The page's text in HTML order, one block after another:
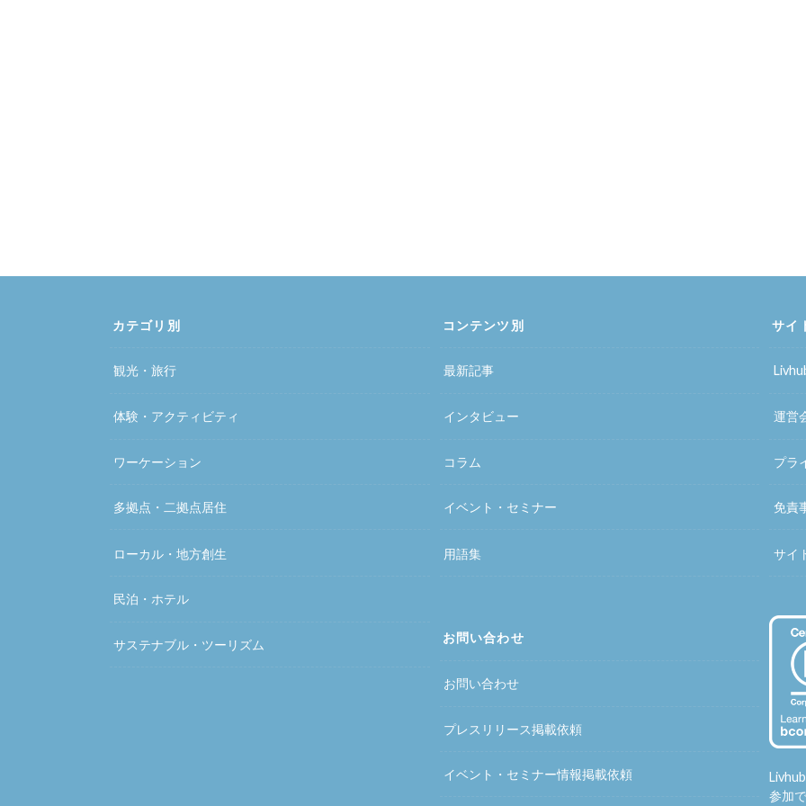
カテゴリ別
観光・旅行
体験・アクティビティ
ワーケーション
多拠点・二拠点居住
ローカル・地方創生
民泊・ホテル
サステナブル・ツーリズム
コンテンツ別
最新記事
インタビュー
コラム
イベント・セミナー
用語集
お問い合わせ
お問い合わせ
プレスリリース掲載依頼
イベント・セミナー情報掲載依頼
サイ
運営
プラ
免責
サイ
参加